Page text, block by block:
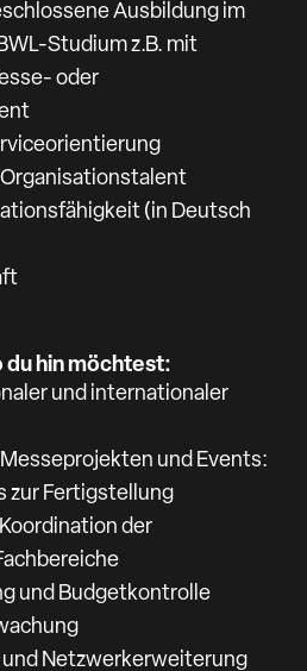
Ausbildung im
Studium z.B. mit
oder
(in Deutsch
hin möchtest:
und internationaler
und Events:
zur Fertigstellung
der
und Budgetkontrolle
Netzwerkerweiterung